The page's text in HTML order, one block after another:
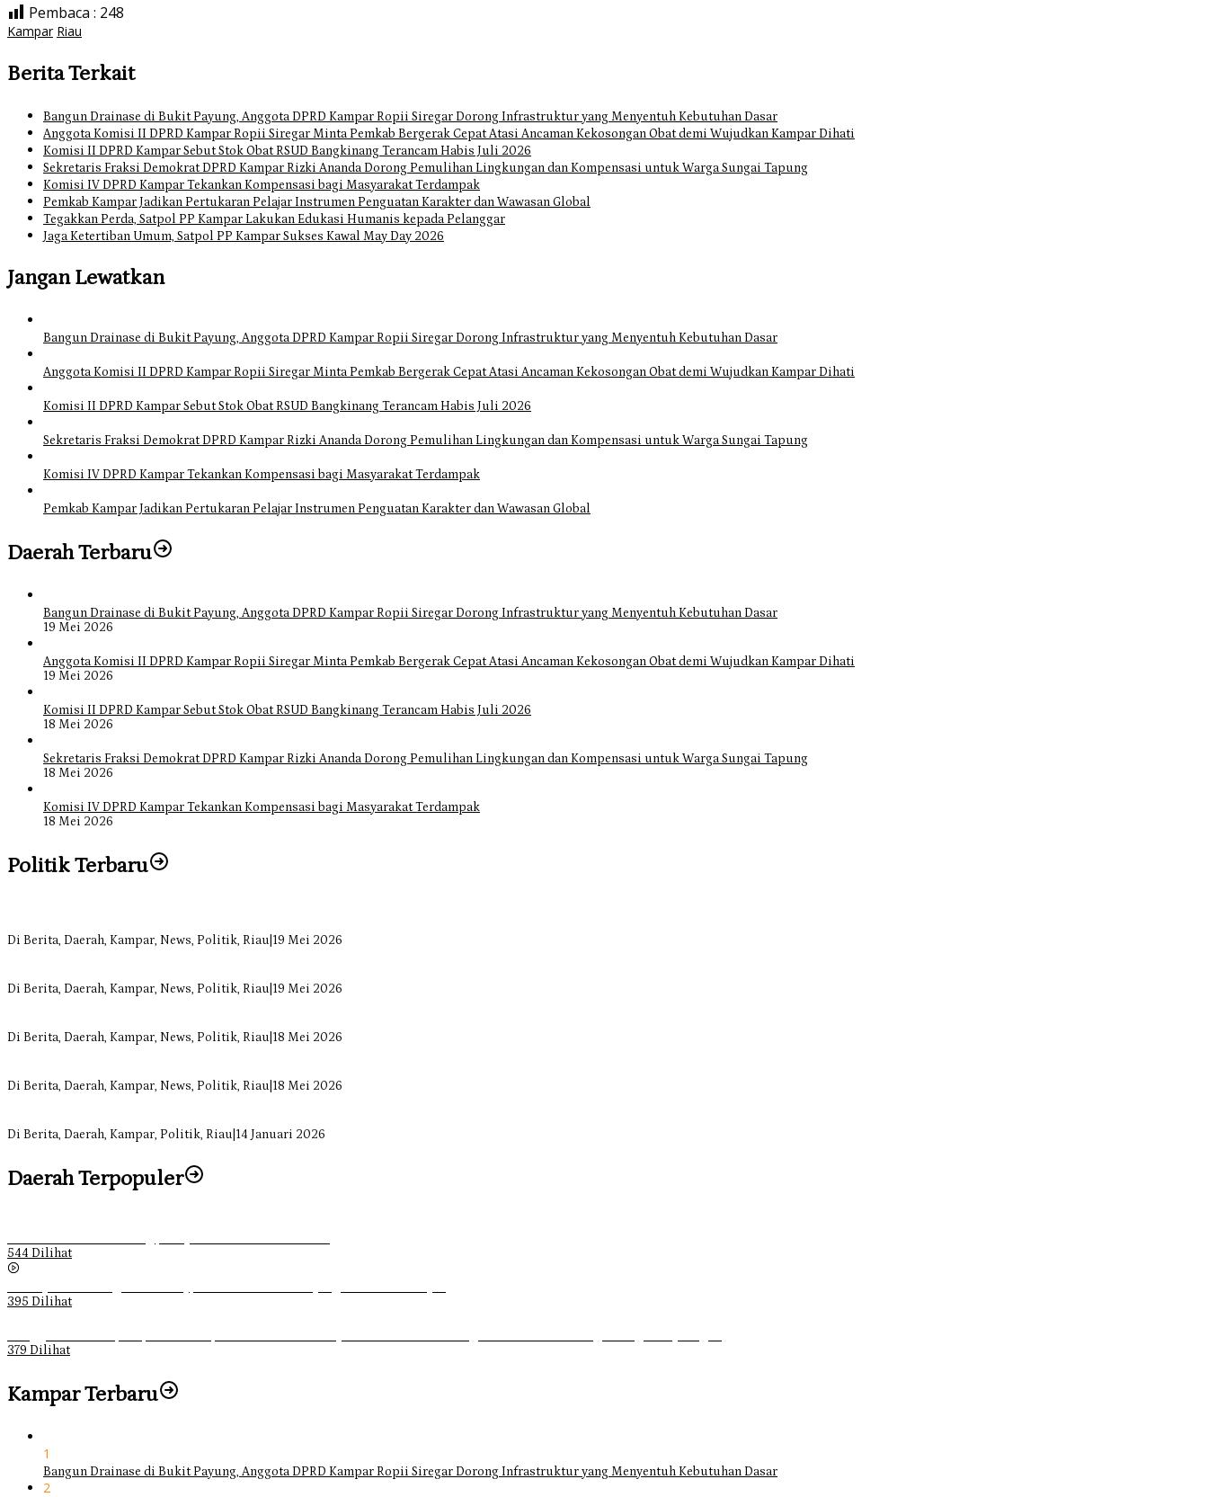
Pembaca : 248
Kampar Riau
Berita Terkait
Bangun Drainase di Bukit Payung, Anggota DPRD Kampar Ropii Siregar Dorong Infrastruktur yang Menyentuh Kebutuhan Dasar
Anggota Komisi II DPRD Kampar Ropii Siregar Minta Pemkab Bergerak Cepat Atasi Ancaman Kekosongan Obat demi Wujudkan Kampar Dihati
Komisi II DPRD Kampar Sebut Stok Obat RSUD Bangkinang Terancam Habis Juli 2026
Sekretaris Fraksi Demokrat DPRD Kampar Rizki Ananda Dorong Pemulihan Lingkungan dan Kompensasi untuk Warga Sungai Tapung
Komisi IV DPRD Kampar Tekankan Kompensasi bagi Masyarakat Terdampak
Pemkab Kampar Jadikan Pertukaran Pelajar Instrumen Penguatan Karakter dan Wawasan Global
Tegakkan Perda, Satpol PP Kampar Lakukan Edukasi Humanis kepada Pelanggar
Jaga Ketertiban Umum, Satpol PP Kampar Sukses Kawal May Day 2026
Jangan Lewatkan
Bangun Drainase di Bukit Payung, Anggota DPRD Kampar Ropii Siregar Dorong Infrastruktur yang Menyentuh Kebutuhan Dasar
Anggota Komisi II DPRD Kampar Ropii Siregar Minta Pemkab Bergerak Cepat Atasi Ancaman Kekosongan Obat demi Wujudkan Kampar Dihati
Komisi II DPRD Kampar Sebut Stok Obat RSUD Bangkinang Terancam Habis Juli 2026
Sekretaris Fraksi Demokrat DPRD Kampar Rizki Ananda Dorong Pemulihan Lingkungan dan Kompensasi untuk Warga Sungai Tapung
Komisi IV DPRD Kampar Tekankan Kompensasi bagi Masyarakat Terdampak
Pemkab Kampar Jadikan Pertukaran Pelajar Instrumen Penguatan Karakter dan Wawasan Global
Daerah Terbaru
Bangun Drainase di Bukit Payung, Anggota DPRD Kampar Ropii Siregar Dorong Infrastruktur yang Menyentuh Kebutuhan Dasar
19 Mei 2026
Anggota Komisi II DPRD Kampar Ropii Siregar Minta Pemkab Bergerak Cepat Atasi Ancaman Kekosongan Obat demi Wujudkan Kampar Dihati
19 Mei 2026
Komisi II DPRD Kampar Sebut Stok Obat RSUD Bangkinang Terancam Habis Juli 2026
18 Mei 2026
Sekretaris Fraksi Demokrat DPRD Kampar Rizki Ananda Dorong Pemulihan Lingkungan dan Kompensasi untuk Warga Sungai Tapung
18 Mei 2026
Komisi IV DPRD Kampar Tekankan Kompensasi bagi Masyarakat Terdampak
18 Mei 2026
Politik Terbaru
Di Berita, Daerah, Kampar, News, Politik, Riau 19 Mei 2026
Di Berita, Daerah, Kampar, News, Politik, Riau 19 Mei 2026
Di Berita, Daerah, Kampar, News, Politik, Riau 18 Mei 2026
Di Berita, Daerah, Kampar, News, Politik, Riau 18 Mei 2026
Di Berita, Daerah, Kampar, Politik, Riau 14 Januari 2026
Daerah Terpopuler
544 Dilihat
395 Dilihat
379 Dilihat
Kampar Terbaru
1
Bangun Drainase di Bukit Payung, Anggota DPRD Kampar Ropii Siregar Dorong Infrastruktur yang Menyentuh Kebutuhan Dasar
2